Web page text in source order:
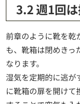
3.2 週1回は
前章のように靴を乾
も、靴箱は閉めきっ
なります。
湿気を定期的に逃が
に靴箱の扉を開けて